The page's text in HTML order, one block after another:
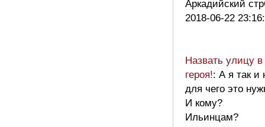
Аркадийский
2018-06-22
Назвать улицу в
героя!: А я так и
для чего это
И кому?
Ильинцам?